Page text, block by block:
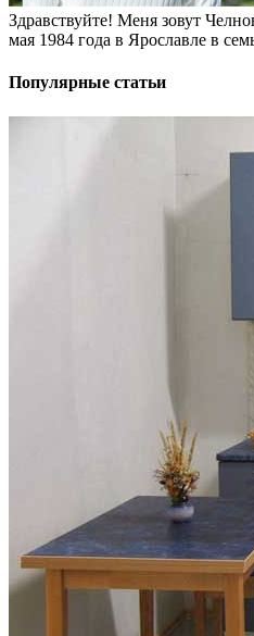
Здравствуйте! Меня зовут
мая 1984 года в Ярославле в
Популярные статьи